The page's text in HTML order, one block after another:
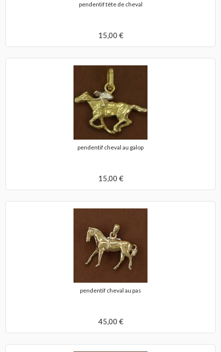
pendentif tête de cheval
15,00 €
pendentif cheval au galop
15,00 €
pendentif cheval au pas
45,00 €